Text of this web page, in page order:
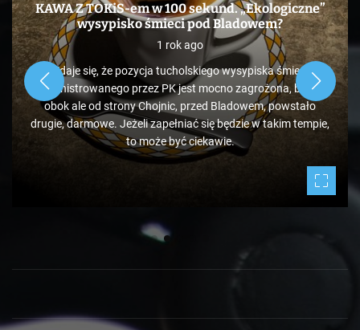
KAWA Z TOKiS-em w 100 sekund. „Ekologiczne”
wysypisko śmieci pod Bladowem?
1 rok ago
Zdaje się, że pozycja tucholskiego wysypiska śmieci
administrowanego przez PK jest mocno zagrożona, bo tuż
obok ale od strony Chojnic, przed Bladowem, powstało
drugie, darmowe. Jeżeli zapełniać się będzie w takim tempie,
to może być ciekawie.